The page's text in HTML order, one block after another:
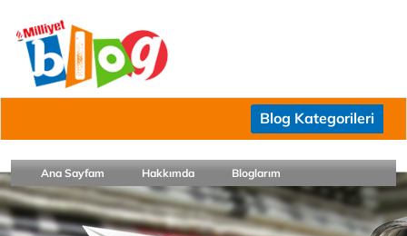
Blog Kategorileri
Ana Sayfam Hakkımda Bloglarım